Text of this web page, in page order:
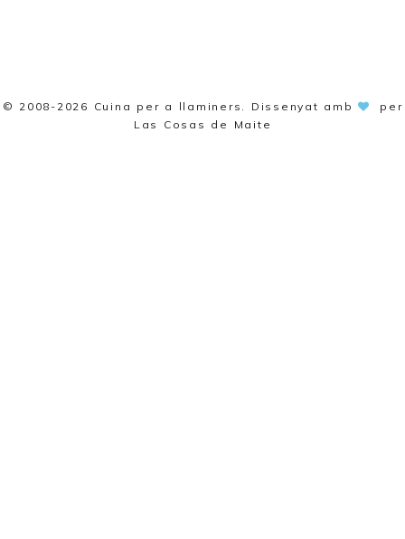
© 2008-2026 Cuina per a llaminers . Dissenyat amb
per
Las Cosas de Maite